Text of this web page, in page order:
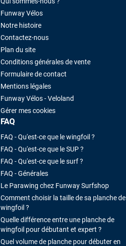
Funway Vélos
Notre histoire
Contactez-nous
Plan du site
Conditions générales de vente
Formulaire de contact
Mentions légales
Funway Vélos - Veloland
Gérer mes cookies
FAQ
FAQ - Qu'est-ce que le wingfoil ?
FAQ - Qu'est-ce que le SUP ?
FAQ - Qu'est-ce que le surf ?
FAQ - Générales
Le Parawing chez Funway Surfshop
Comment choisir la taille de sa planche de
wingfoil ?
Quelle différence entre une planche de
wingfoil pour débutant et expert ?
Quel volume de planche pour débuter en